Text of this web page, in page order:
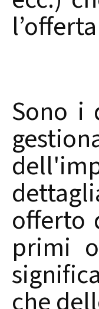
Sono i
offerto
primi